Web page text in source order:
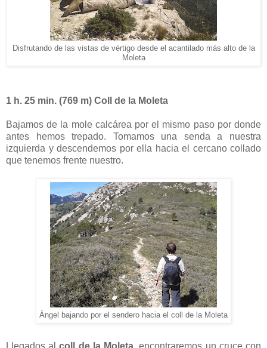
Disfrutando de las vistas de vértigo desde el acantilado más alto de la
Moleta
1 h. 25 min. (769 m) Coll de la Moleta
Bajamos de la mole calcárea por el mismo paso por donde
antes hemos trepado. Tomamos una senda a nuestra
izquierda y descendemos por ella hacia el cercano collado
que tenemos frente nuestro.
Àngel bajando por el sendero hacia el coll de la Moleta
Llegados alcoll de la Moleta , encontraremos un cruce con